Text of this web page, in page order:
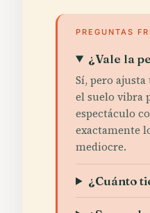
PREGUNTAS
¿Vale la
Sí, pero
el suelo vibra
espectáculo
exactamente
mediocre.
¿Cuánto